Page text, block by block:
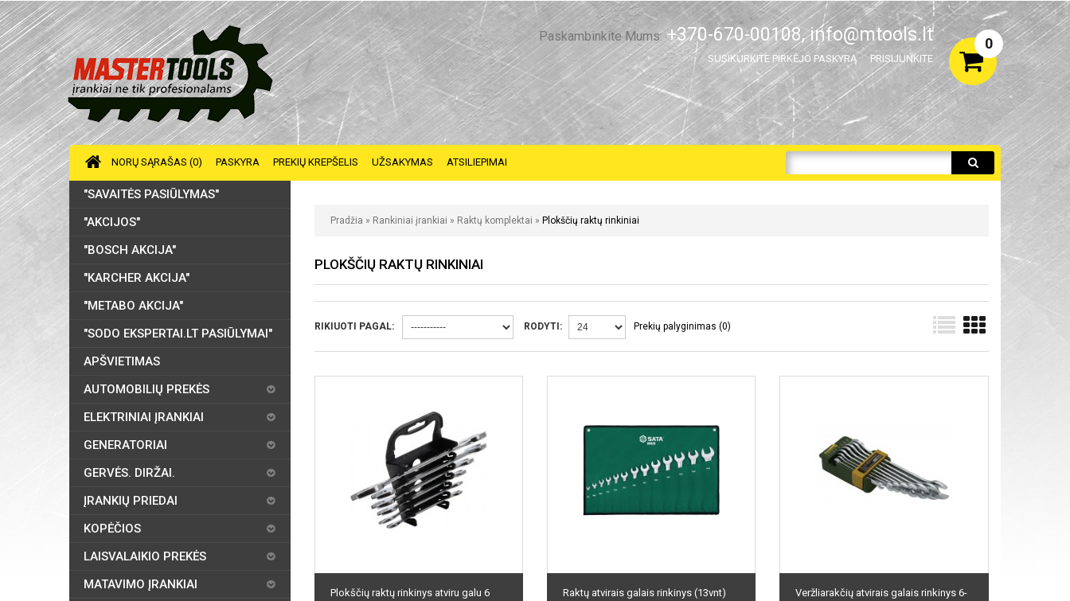
0
Paskambinkite Mums:+370-670-00108,info@mtools.lt
PRISIJUNKITE
SUSIKURKITE PIRKĖJO PASKYRĄ
NORŲ SĄRAŠAS (0) PASKYRA PREKIŲ KREPŠELIS UŽSAKYMAS ATSILIEPIMAI
Pradžia » Rankiniai įrankiai » Raktų komplektai » Plokščių raktų rinkiniai
PLOKŠČIŲ RAKTŲ RINKINIAI
RIKIUOTI PAGAL: RODYTI: Prekių palyginimas (0)
Plokščių raktų rinkinys atviru galu 6
Raktų atvirais galais rinkinys (13vnt)
Veržliarakčių atvirais galais rinkinys 6-
"SAVAITĖS PASIŪLYMAS"
"AKCIJOS"
"BOSCH AKCIJA"
"KARCHER AKCIJA"
"METABO AKCIJA"
"SODO EKSPERTAI.LT PASIŪLYMAI"
APŠVIETIMAS
AUTOMOBILIŲ PREKĖS
ELEKTRINIAI ĮRANKIAI
GENERATORIAI
GERVĖS. DIRŽAI.
ĮRANKIŲ PRIEDAI
KOPĖČIOS
LAISVALAIKIO PREKĖS
MATAVIMO ĮRANKIAI